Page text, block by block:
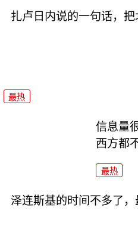
扎卢日内说的一句话，
最热
信息量
西方都
最热
泽连斯基的时间不多了